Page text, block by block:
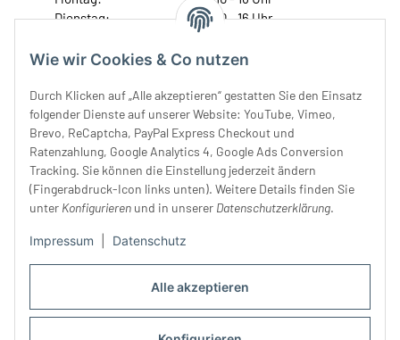
Alle akzeptieren
Wie wir Cookies & Co nutzen
Durch Klicken auf „Alle akzeptieren“ gestatten Sie den Einsatz
folgender Dienste auf unserer Website: YouTube, Vimeo,
Brevo, ReCaptcha, PayPal Express Checkout und
Ratenzahlung, Google Analytics 4, Google Ads Conversion
Tracking. Sie können die Einstellung jederzeit ändern
(Fingerabdruck-Icon links unten). Weitere Details finden Sie
unter Konfigurieren und in unserer Datenschutzerklärung.
Impressum Datenschutz
Dienstag:
10 - 16 Uhr
Donnerstag:
10 - 18 Uhr
Samstag:
10 - 14 Uhr
Unser Service
Rechtliches